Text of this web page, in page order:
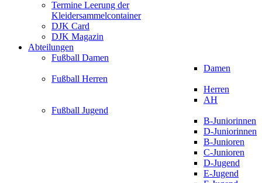
Termine Leerung der
Kleidersammelcontainer
DJK Card
DJK Magazin
Abteilungen
Fußball Damen
Damen
Fußball Herren
Herren
AH
Fußball Jugend
B-Juniorinnen
D-Juniorinnen
B-Junioren
C-Junioren
D-Jugend
E-Jugend